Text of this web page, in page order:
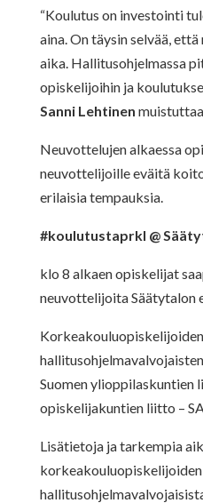
“Koulutus on investointi
aina. On täysin selvää,
aika. Hallitusohjelmassa
opiskelijoihin ja
Sanni Lehtinen
Neuvottelujen alkaessa
neuvottelijoille eväitä
erilaisia tempauksia.
#koulutustaprkl @
klo 8 alkaen opiskelijat
neuvottelijoita Säätytalon
Korkeakouluopiskelijoiden
Suomen ylioppilaskuntien
opiskelijakuntien liitto –
Lisätietoja ja tarkempia
korkeakouluopiskelijoiden